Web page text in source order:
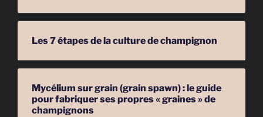
Les 7 étapes de la culture de champignon
Mycélium sur grain (grain spawn) : le guide
pour fabriquer ses propres « graines » de
champignons